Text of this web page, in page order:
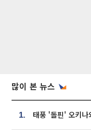
많이 본 뉴스
1.